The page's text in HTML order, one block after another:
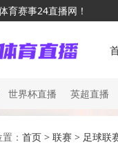
育赛事24直播网！
世界杯直播 英超直播
： 首页 > 联赛 > 足球联